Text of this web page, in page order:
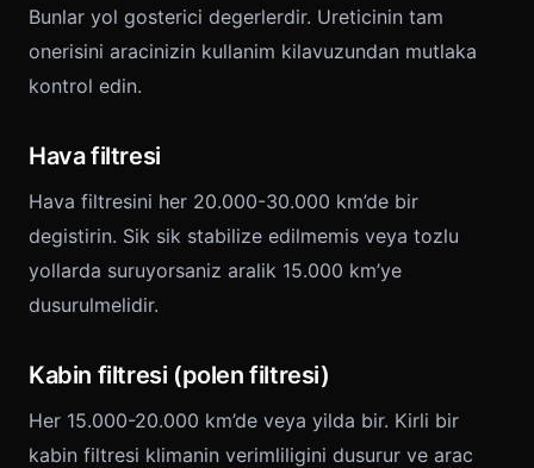
Bunlar yol gosterici degerlerdir. Ureticinin tam
onerisini aracinizin kullanim kilavuzundan mutlaka
kontrol edin.
Hava filtresi
Hava filtresini her 20.000-30.000 km’de bir
degistirin. Sik sik stabilize edilmemis veya tozlu
yollarda suruyorsaniz aralik 15.000 km’ye
dusurulmelidir.
Kabin filtresi (polen filtresi)
Her 15.000-20.000 km’de veya yilda bir. Kirli bir
kabin filtresi klimanin verimliligini dusurur ve arac